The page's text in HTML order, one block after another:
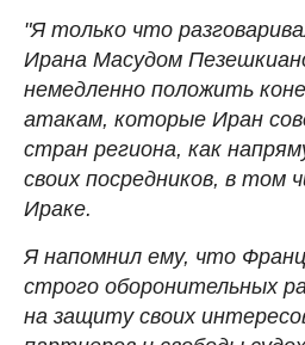
"Я только что
Ирана Масудом
немедленно положить
атакам, которые Иран
стран региона, как
своих посредников, в том
Ираке.
Я напомнил ему, что
строго оборонительных
на защиту своих